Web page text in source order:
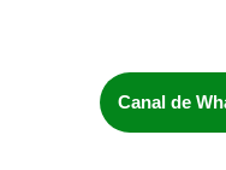
Canal de